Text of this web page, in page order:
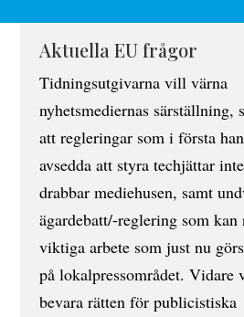
Aktuella EU frågor
Tidningsutgivarna vill värna
nyhetsmediernas särställning,
att regleringar som i första
avsedda att styra techjättar
drabbar mediehusen, samt
ägardebatt/-reglering som kan
viktiga arbete som just nu
på lokalpressområdet.
bevara rätten för publicistiska